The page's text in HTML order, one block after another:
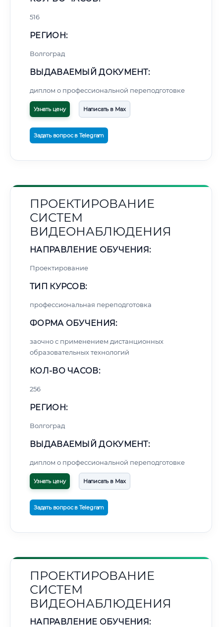
516
РЕГИОН:
Волгоград
ВЫДАВАЕМЫЙ ДОКУМЕНТ:
диплом о профессиональной переподготовке
Узнать цену Написать в Max
Задать вопрос в Telegram
ПРОЕКТИРОВАНИЕ
СИСТЕМ
ВИДЕОНАБЛЮДЕНИЯ
НАПРАВЛЕНИЕ ОБУЧЕНИЯ:
Проектирование
ТИП КУРСОВ:
профессиональная переподготовка
ФОРМА ОБУЧЕНИЯ:
заочно с применением дистанционных
образовательных технологий
КОЛ-ВО ЧАСОВ:
256
РЕГИОН:
Волгоград
ВЫДАВАЕМЫЙ ДОКУМЕНТ:
диплом о профессиональной переподготовке
Узнать цену Написать в Max
Задать вопрос в Telegram
ПРОЕКТИРОВАНИЕ
СИСТЕМ
ВИДЕОНАБЛЮДЕНИЯ
НАПРАВЛЕНИЕ ОБУЧЕНИЯ: